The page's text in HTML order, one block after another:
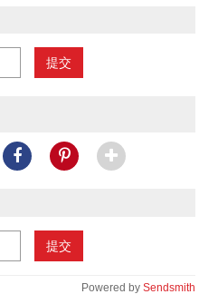
提交
提交
Powered by Sendsmith